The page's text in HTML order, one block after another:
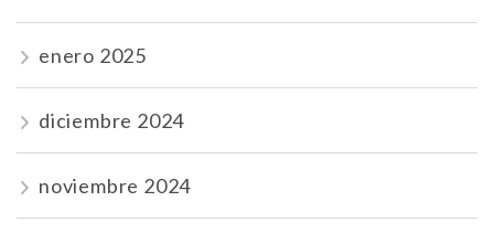
enero 2025
diciembre 2024
noviembre 2024